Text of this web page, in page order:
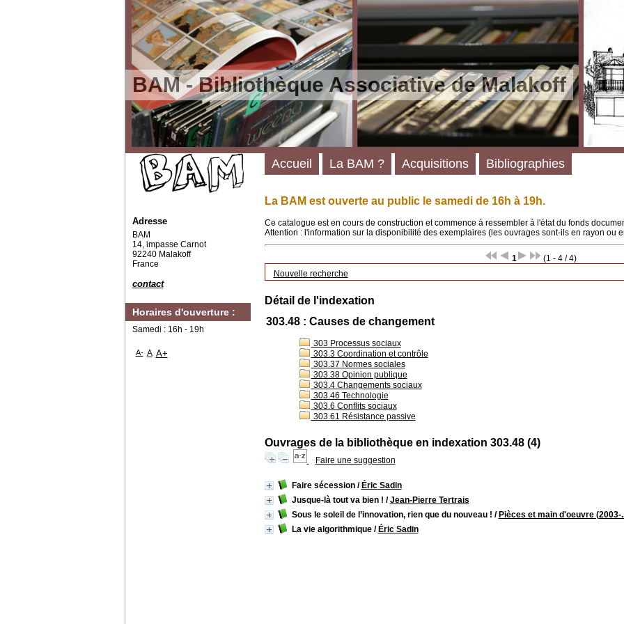
BAM - Bibliothèque Associative de Malakoff
La BAM est ouverte au public le samedi de 16h à 19h.
Ce catalogue est en cours de construction et commence à ressembler à l'état du fonds
Attention : l'information sur la disponibilité des exemplaires (les ouvrages sont-ils en rayon ou
1
(1 - 4 / 4)
Nouvelle recherche
Détail de l'indexation
303.48 : Causes de changement
303 Processus sociaux
303.3 Coordination et contrôle
303.37 Normes sociales
303.38 Opinion publique
303.4 Changements sociaux
303.46 Technologie
303.6 Conflits sociaux
303.61 Résistance passive
Ouvrages de la bibliothèque en indexation 303.48 (4)
Faire une suggestion
Faire sécession/ Éric Sadin
Jusque-là tout va bien ! /Jean-Pierre Tertrais
Sous le soleil de l’innovation, rien que du nouveau ! / Pièces et main d'oeuvre (2003-
La vie algorithmique/ Éric Sadin
Accueil La BAM ? Acquisitions Bibliographies
Adresse
BAM
14, impasse Carnot
92240 Malakoff
France
contact
Horaires d'ouverture :
Samedi : 16h - 19h
A- A A+